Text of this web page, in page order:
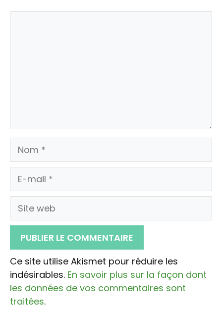
Nom
E-
mail
Site
web
Ce site utilise Akismet pour réduire les
indésirables. En savoir plus sur la façon dont
les données de vos commentaires sont
traitées.